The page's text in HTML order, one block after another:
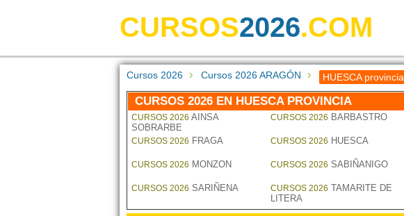
CURSOS2026.COM
Cursos 2026 Cursos 2026 ARAGÓN HUESCA provincia
CURSOS 2026 EN HUESCA PROVINCIA
CURSOS 2026 AINSA
SOBRARBE
CURSOS 2026 BARBASTRO
CURSOS 2026 FRAGA CURSOS 2026 HUESCA
CURSOS 2026 MONZON CURSOS 2026 SABIÑANIGO
CURSOS 2026 SARIÑENA CURSOS 2026 TAMARITE DE
LITERA